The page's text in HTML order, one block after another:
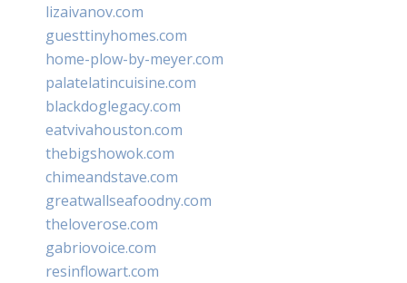
lizaivanov.com
guesttinyhomes.com
home-plow-by-meyer.com
palatelatincuisine.com
blackdoglegacy.com
eatvivahouston.com
thebigshowok.com
chimeandstave.com
greatwallseafoodny.com
theloverose.com
gabriovoice.com
resinflowart.com